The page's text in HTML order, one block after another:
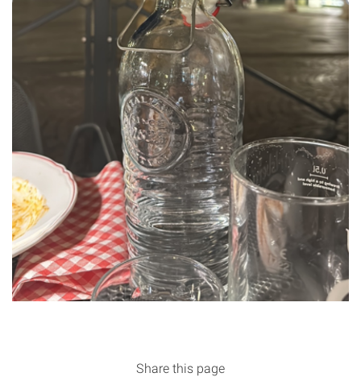
Share this page